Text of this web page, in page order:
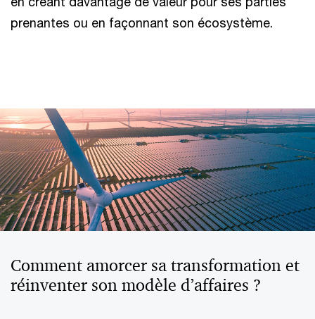
prenantes ou en façonnant son écosystème.
Comment amorcer sa transformation et
réinventer son modèle d’affaires ?